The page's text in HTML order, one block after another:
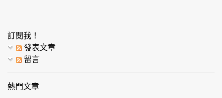
訂閱我！
發表文章
留言
熱門文章